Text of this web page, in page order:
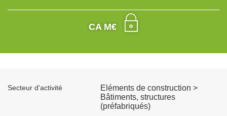
CA M€
Secteur d'activité
Eléments de construction >
Bâtiments, structures
(préfabriqués)